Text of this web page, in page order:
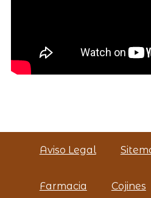
Aviso Legal
Farmacia Cojines